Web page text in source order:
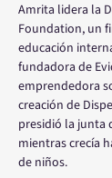
Amrita lidera la
Foundation, un
educación
fundadora de
emprendedora
creación de
presidió la junta
mientras crecía
de niños.